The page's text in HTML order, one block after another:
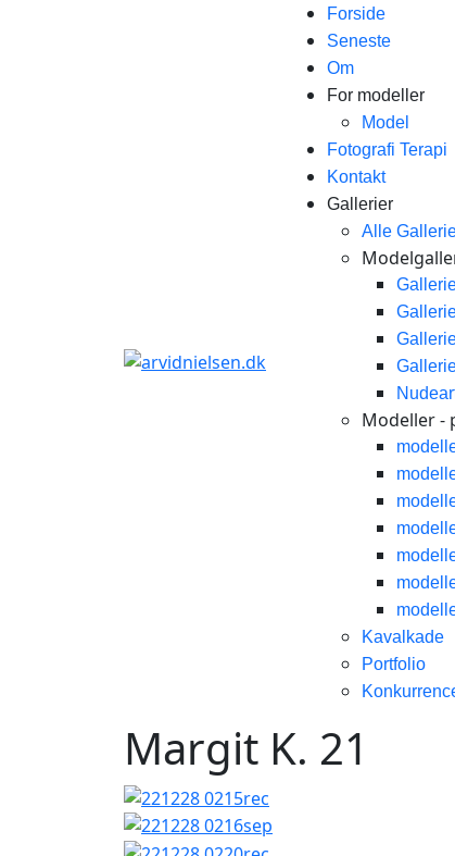
Forside
Seneste
Om
For modeller
Model
Fotografi Terapi
Kontakt
Gallerier
Alle
Modeller -
Kavalkade
Portfolio
Margit K. 21